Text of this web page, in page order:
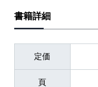
書籍詳細
定価
頁